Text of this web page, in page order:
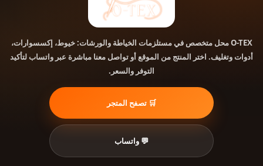
O-TEXمحل متخصص في مستلزمات الخياطة والورشات: خيوط، إكسسوارات،
أدوات وتغليف. اختر المنتج من الموقع أو تواصل معنا مباشرة عبر واتساب لتأكيد
التوفر والسعر.
🛒 تصفح المتجر
💬 واتساب